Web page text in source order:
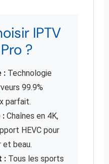
IPTV
?
: Technologie
99.9%
parfait.
: Chaînes en 4K,
HEVC pour
et beau.
: Tous les sports